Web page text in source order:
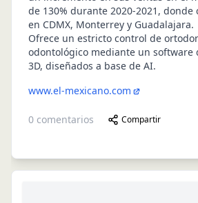
de 130% durante 2020-2021, donde
en CDMX, Monterrey y Guadalajara.
Ofrece un estricto control de
odontológico mediante un software
3D, diseñados a base de AI.
www.el-mexicano.com
0 comentarios Compartir